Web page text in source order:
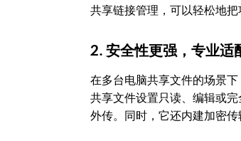
共享链接管理，可以轻松地
2. 安全性更强，专业适
在多台电脑共享文件的场景
共享文件设置只读、编辑或
外传。同时，它还内建加密